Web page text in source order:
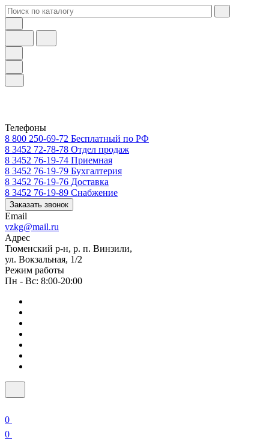
Телефоны
8 800 250-69-72 Бесплатный по РФ
8 3452 72-78-78 Отдел продаж
8 3452 76-19-74 Приемная
8 3452 76-19-79 Бухгалтерия
8 3452 76-19-76 Доставка
8 3452 76-19-89 Снабжение
Заказать звонок
Email
vzkg@mail.ru
Адрес
Тюменский р-н, р. п. Винзили,
ул. Вокзальная, 1/2
Режим работы
Пн - Вс: 8:00-20:00
0
0